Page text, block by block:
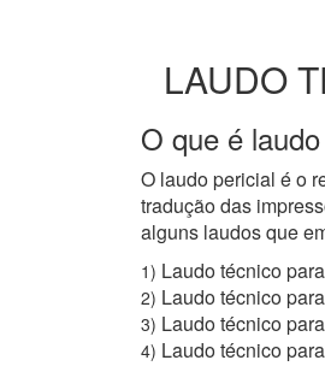
LAUDO
O que é
O laudo pericial é o
tradução das
alguns laudos que
1) Laudo técnico
2) Laudo técnico
3) Laudo técnico
4) Laudo técnico